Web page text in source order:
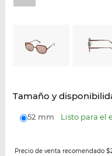
Tamaño y
52 mm Listo para el
Precio de venta recomendado